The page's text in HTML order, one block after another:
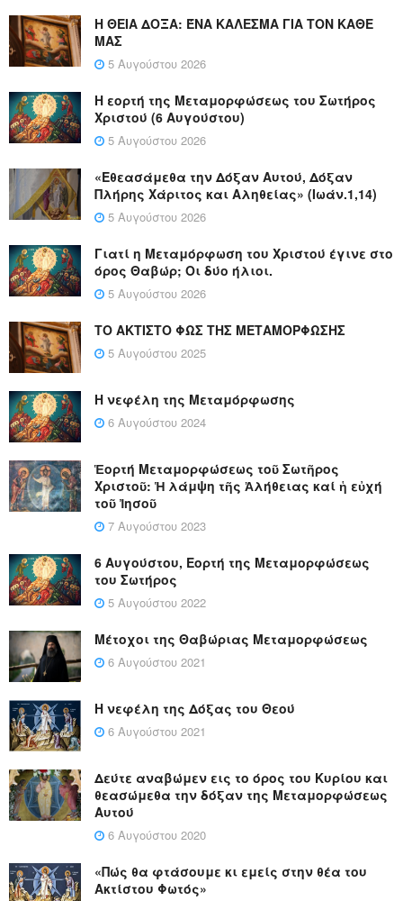
Η ΘΕΙΑ ΔΟΞΑ: ΈΝΑ ΚΑΛΕΣΜΑ ΓΙΑ ΤΟΝ ΚΑΘΕ
ΜΑΣ
5 Αυγούστου 2026
Η εορτή της Μεταμορφώσεως του Σωτήρος
Χριστού (6 Αυγούστου)
5 Αυγούστου 2026
«Εθεασάμεθα την Δόξαν Αυτού, Δόξαν
Πλήρης Χάριτος και Αληθείας» (Ιωάν.1,14)
5 Αυγούστου 2026
Γιατί η Μεταμόρφωση του Χριστού έγινε στο
όρος Θαβώρ; Οι δύο ήλιοι.
5 Αυγούστου 2026
ΤΟ ΑΚΤΙΣΤΟ ΦΩΣ ΤΗΣ ΜΕΤΑΜΟΡΦΩΣΗΣ
5 Αυγούστου 2025
Η νεφέλη της Μεταμόρφωσης
6 Αυγούστου 2024
Ἑορτή Μεταμορφώσεως τοῦ Σωτῆρος
Χριστοῦ: Ἡ λάμψη τῆς Ἀλήθειας καί ἡ εὐχή
τοῦ Ἰησοῦ
7 Αυγούστου 2023
6 Αυγούστου, Εορτή της Μεταμορφώσεως
του Σωτήρος
5 Αυγούστου 2022
Μέτοχοι της Θαβώριας Μεταμορφώσεως
6 Αυγούστου 2021
Η νεφέλη της Δόξας του Θεού
6 Αυγούστου 2021
Δεύτε αναβώμεν εις το όρος του Κυρίου και
θεασώμεθα την δόξαν της Μεταμορφώσεως
Αυτού
6 Αυγούστου 2020
«Πώς θα φτάσουμε κι εμείς στην θέα του
Ακτίστου Φωτός»